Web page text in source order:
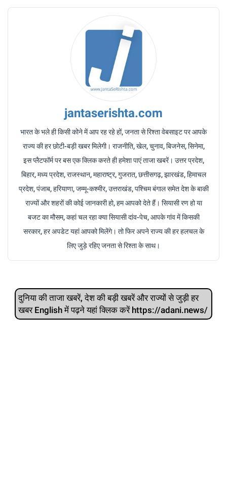
jantaserishta.com
भारत के भले ही किसी कोने में आप रह रहे हों, जनता से रिश्ता वेबसाइट पर आपके
राज्य की हर छोटी-बड़ी खबर मिलेगी। राजनीति, खेल, चुनाव, बिजनेस, सिनेमा,
इस प्लैटफॉर्म पर बस एक क्लिक करते ही हमेशा पाएं ताजा खबरें। उत्तर प्रदेश,
बिहार, मध्य प्रदेश, राजस्थान, महाराष्ट्र, गुजरात, छत्तीसगढ़, झारखंड, हिमाचल
प्रदेश, पंजाब, हरियाणा, जम्मू-कश्मीर, उत्तराखंड, पश्चिम बंगाल समेत देश के बाकी
राज्यों और शहरों की कोई जानकारी हो, हम आपको देते हैं। सियासी रण हो या
बजट का मौसम, कहां चल रहा क्या सियासी दांव-पेच, आपके गांव में किसकी
सरकार, हर अपडेट यहां आपको मिलेंगे। तो फिर अपने राज्य की हर हलचल के
लिए जुड़े रहिए जनता से रिश्ता के साथ।
दुनिया की ताजा खबरें, देश की बड़ी खबरें और राज्‍यों से जुड़ी हर
खबर English में पढ़ने यहां क्लिक करें https://adani.news/